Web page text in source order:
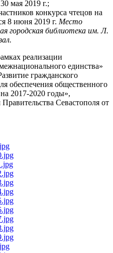
мая 2019 г.;
конкурса чтецов на
8 июня 2019 г. Место
городская библиотека им. Л.
реализации
единства»
гражданского
обеспечения общественного
2017-2020 годы»,
Севастополя от